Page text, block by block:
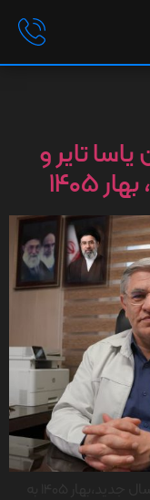
تایر و
۱۴۰۵